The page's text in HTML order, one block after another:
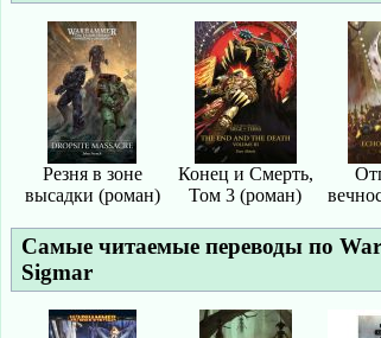
Резня в зоне
высадки (роман)
Конец и Смерть,
Том 3 (роман)
Самые читаемые переводы по
Sigmar